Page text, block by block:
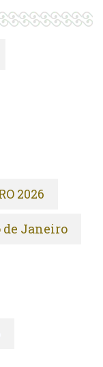
2026
de Janeiro